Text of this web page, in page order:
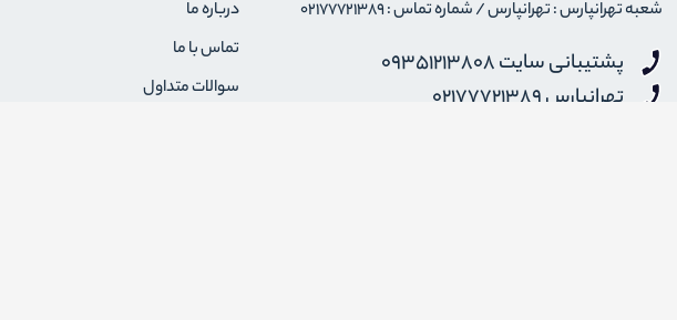
شعبه تهرانپارس : تهرانپارس / شماره تماس : 02177721389
پشتیبانی سایت 09351213808
تهرانپارس 02177721389
درباره ما
تماس با ما
سوالات متداول